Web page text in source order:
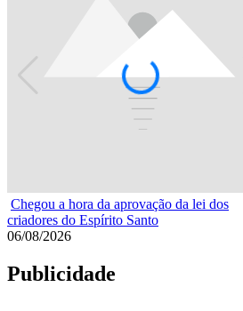
Chegou a hora da aprovação da lei dos
criadores do Espírito Santo
06/08/2026
Publicidade